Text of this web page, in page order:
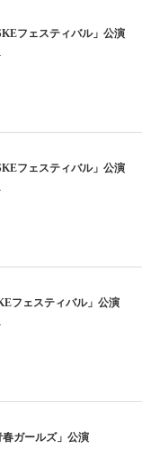
フェスティバル」公演
フェスティバル」公演
フェスティバル」公演
春ガールズ」公演